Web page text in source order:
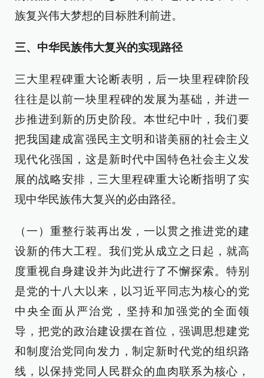
族复兴伟大梦想的目标胜利前进。
三、中华民族伟大复兴的实现路径
三大里程碑重大论断表明，后一块里程碑阶段
往往是以前一块里程碑的发展为基础，并进一
步推进到新的历史阶段。本世纪中叶，我们要
把我国建成富强民主文明和谐美丽的社会主义
现代化强国，这是新时代中国特色社会主义发
展的战略安排，三大里程碑重大论断指明了实
现中华民族伟大复兴的必由路径。
（一）重整行装再出发，一以贯之推进党的建
设新的伟大工程。我们党从成立之日起，就高
度重视自身建设并为此进行了不懈探索。特别
是党的十八大以来，以习近平同志为核心的党
中央全面从严治党，坚持和加强党的全面领
导，把党的政治建设摆在首位，强调思想建党
和制度治党同向发力，制定新时代党的组织路
线，以保持党同人民群众的血肉联系为核心，